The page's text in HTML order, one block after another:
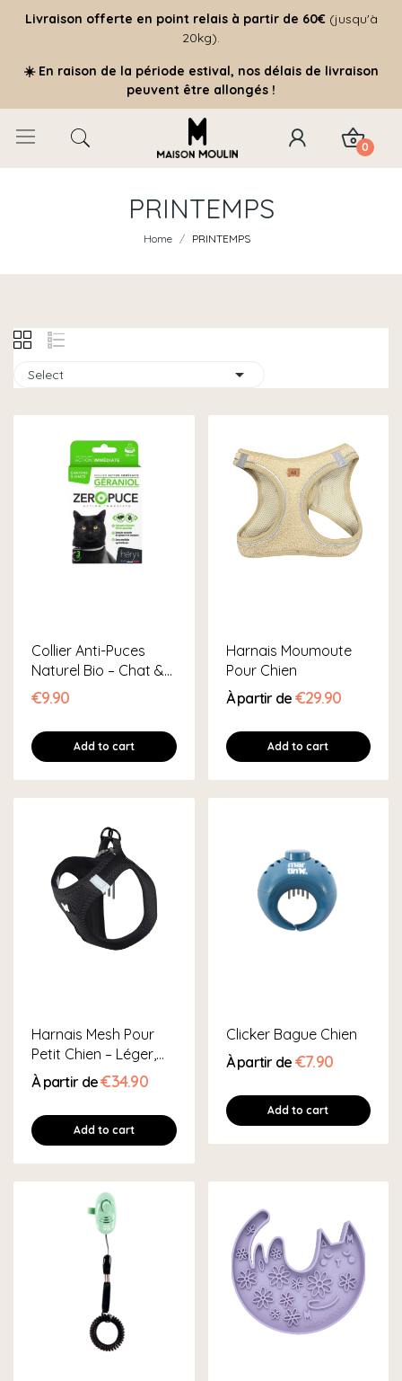
Livraison offerte en point relais à partir de 60€(jusqu'à
20kg).
☀️ En raison de la période estival, nos délais de livraison
peuvent être allongés !
0
PRINTEMPS
Home PRINTEMPS
Select 
Collier Anti-Puces
Naturel Bio – Chat &
Chaton
€9.90
Add to cart
Harnais Moumoute
Pour Chien
À partir de €29.90
Add to cart
Harnais Mesh Pour
Petit Chien – Léger,...
À partir de€34.90
Add to cart
Clicker Bague Chien
À partir de €7.90
Add to cart